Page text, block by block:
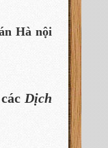
Hà nội
Dịch